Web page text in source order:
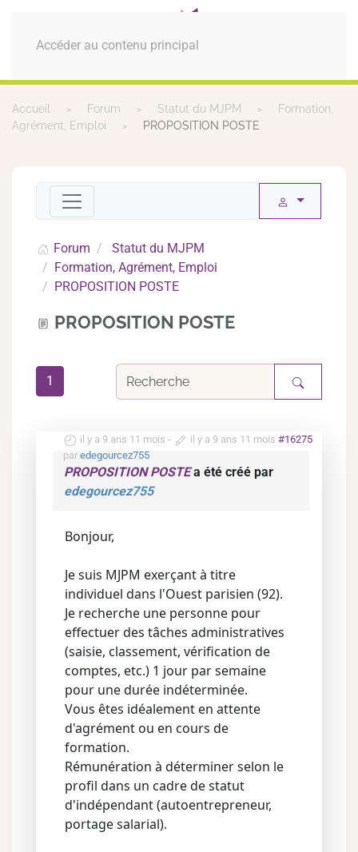
Accéder au contenu principal
MENU
Accueil Forum Statut du MJPM
Formation,
Agrément, Emploi
PROPOSITION POSTE
Forum
Statut du MJPM
Formation, Agrément, Emploi
PROPOSITION POSTE
PROPOSITION POSTE
1
il y a 9 ans 11 mois - il y a 9 ans 11 mois #16275
par edegourcez755
PROPOSITION POSTEa été créé par
edegourcez755
Bonjour,
Je suis MJPM exerçant à titre
individuel dans l'Ouest parisien (92).
Je recherche une personne pour
effectuer des tâches administratives
(saisie, classement, vérification de
comptes, etc.) 1 jour par semaine
pour une durée indéterminée.
Vous êtes idéalement en attente
d'agrément ou en cours de
formation.
Rémunération à déterminer selon le
profil dans un cadre de statut
d'indépendant (autoentrepreneur,
portage salarial).